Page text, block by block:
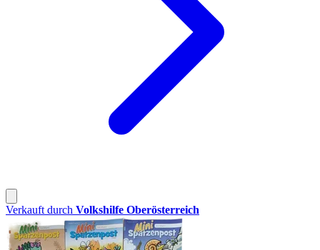
Verkauft durch Volkshilfe Oberösterreich